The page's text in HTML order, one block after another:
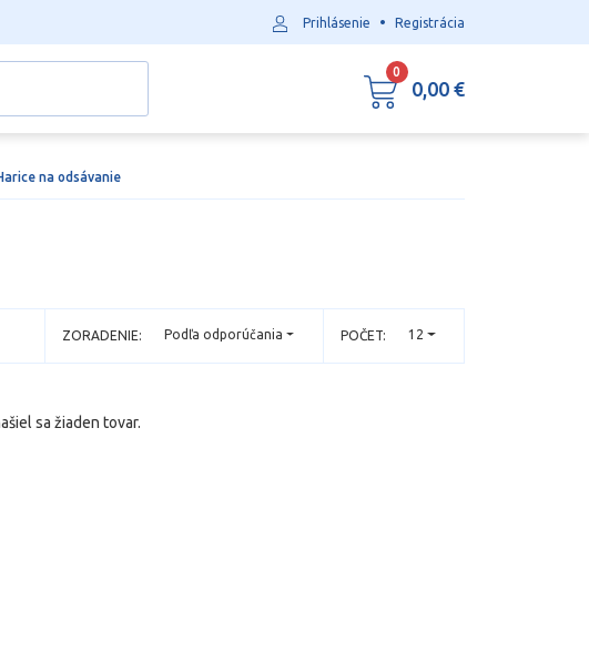
na odsávanie
POČET: 12
ZORADENIE: Podľa odporúčania
sa žiaden tovar.
Prihlásenie • Registrácia
0
0,00 €